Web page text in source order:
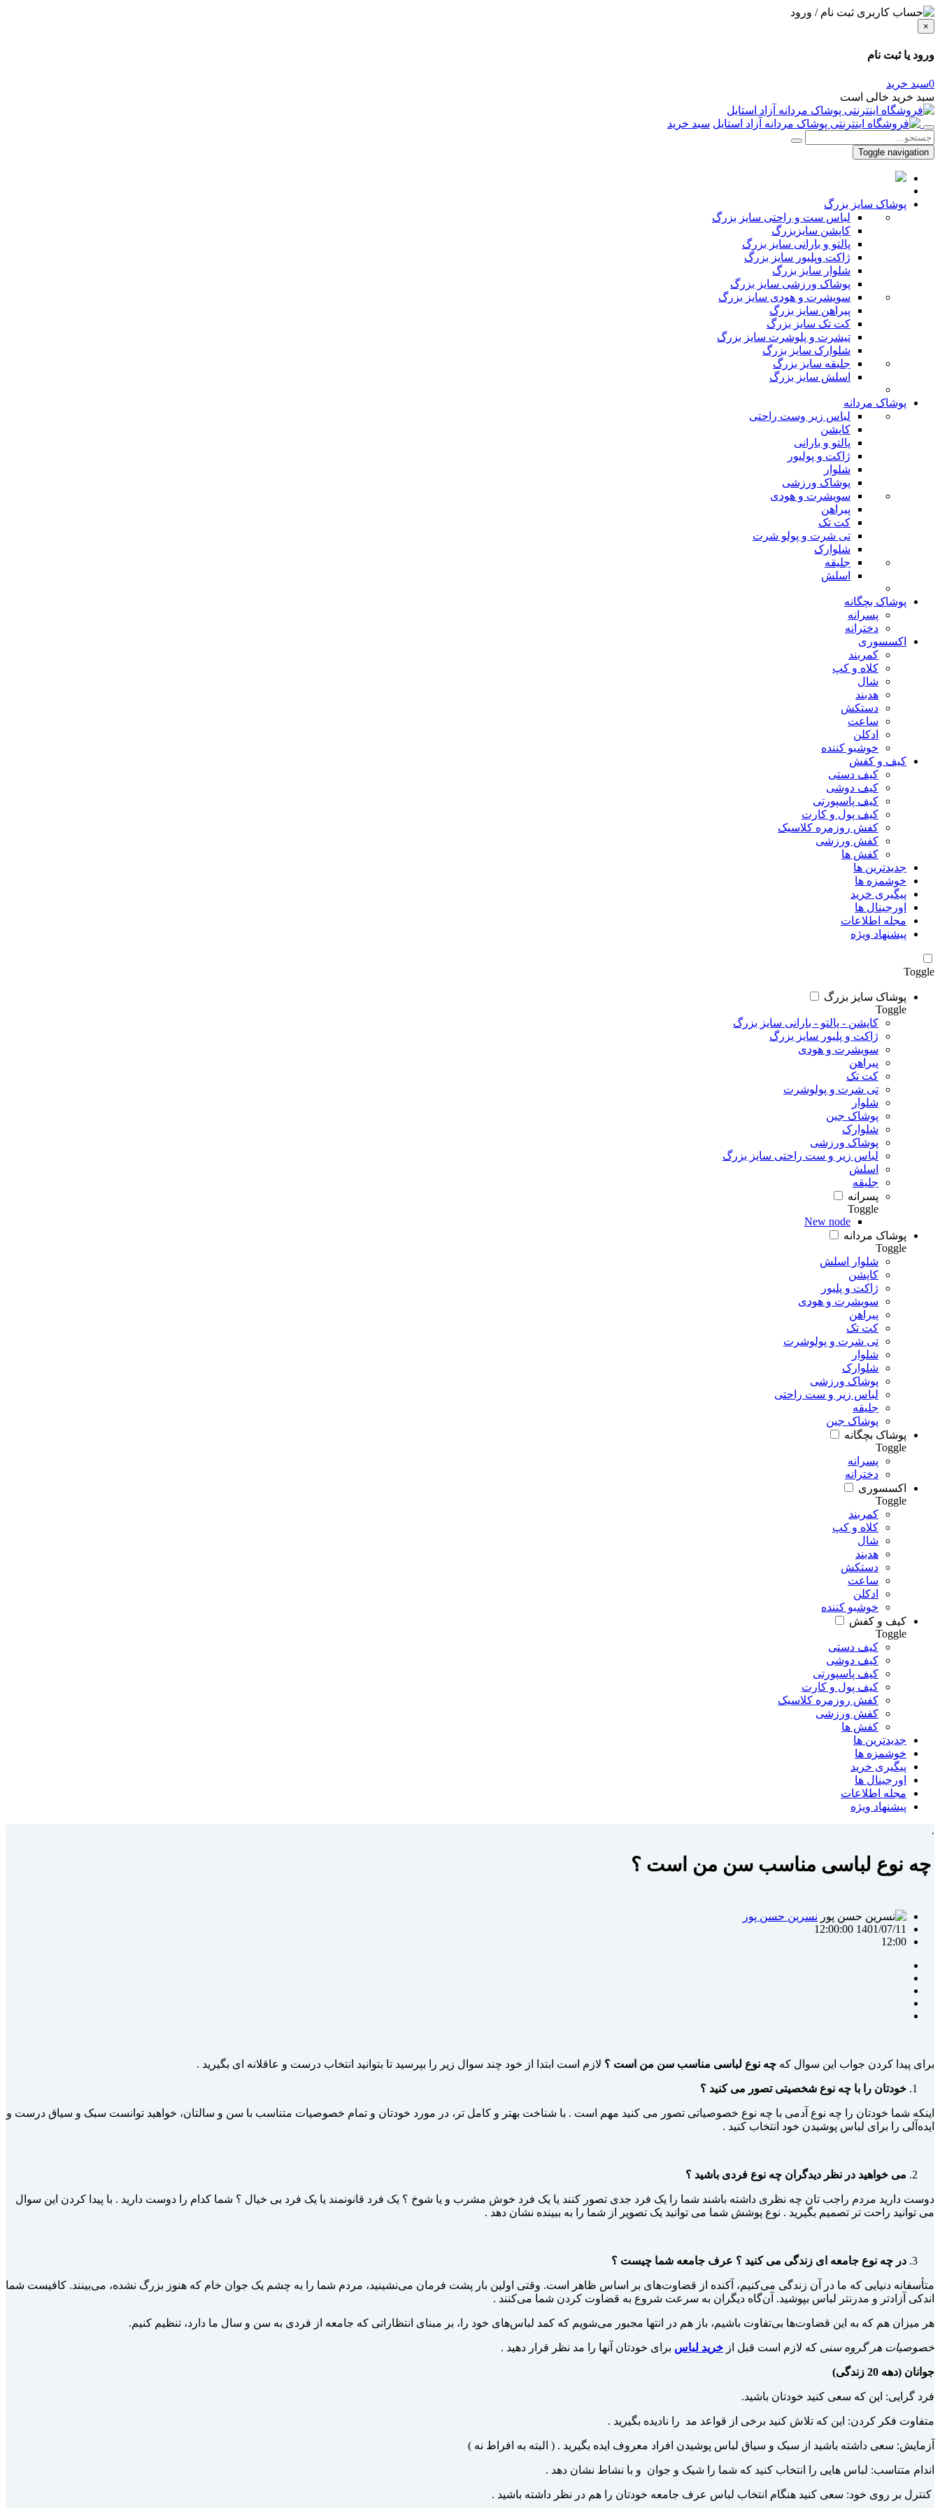
ثبت نام / ورود
×
ورود یا ثبت نام
0سبد خرید
سبد خرید خالی است
سبد خرید
Toggle navigation
پوشاک سایز بزرگ
لباس ست و راحتی سایز بزرگ
کاپشن سایزبزرگ
پالتو و بارانی سایز بزرگ
ژاکت وپلیور سایز بزرگ
شلوار سایز بزرگ
پوشاک ورزشی سایز بزرگ
سویشرت و هودی سایز بزرگ
پیراهن سایز بزرگ
کت تک سایز بزرگ
تیشرت و پلوشرت سایز بزرگ
شلوارک سایز بزرگ
جلیقه سایز بزرگ
اسلش سایز بزرگ
پوشاک مردانه
لباس زیر وست راحتی
کاپشن
پالتو و بارانی
ژاکت و پولیور
شلوار
پوشاک ورزشی
سویشرت و هودی
پیراهن
کت تک
تی شرت و پولو شرت
شلوارک
جلیقه
اسلش
پوشاک بچگانه
پسرانه
دخترانه
اکسسوری
کمربند
کلاه و کپ
شال
هدبند
دستکش
ساعت
ادکلن
خوشبو کننده
کیف و کفش
کیف دستی
کیف دوشی
کیف پاسپورتی
کیف پول و کارت
کفش روزمره کلاسیک
کفش ورزشی
کفش ها
جدیدترین ها
خوشمزه ها
پیگیری خرید
اورجینال ها
مجله اطلاعات
پیشنهاد ویژه
Toggle
پوشاک سایز بزرگ
Toggle
کاپشن - پالتو - بارانی سایز بزرگ
ژاکت و پلیور سایز بزرگ
سویشرت و هودی
پیراهن
کت تک
تی شرت و پولوشرت
شلوار
پوشاک جین
شلوارک
پوشاک ورزشی
لباس زیر و ست راحتی سایز بزرگ
اسلش
جلیقه
پسرانه
Toggle
New node
پوشاک مردانه
Toggle
شلوار اسلش
کاپشن
ژاکت و پلیور
سویشرت و هودی
پیراهن
کت تک
تی شرت و پولوشرت
شلوار
شلوارک
پوشاک ورزشی
لباس زیر و ست راحتی
جلیقه
پوشاک جین
پوشاک بچگانه
Toggle
پسرانه
دخترانه
اکسسوری
Toggle
کمربند
کلاه و کپ
شال
هدبند
دستکش
ساعت
ادکلن
خوشبو کننده
کیف و کفش
Toggle
کیف دستی
کیف دوشی
کیف پاسپورتی
کیف پول و کارت
کفش روزمره کلاسیک
کفش ورزشی
کفش ها
جدیدترین ها
خوشمزه ها
پیگیری خرید
اورجینال ها
مجله اطلاعات
پیشنهاد ویژه
.
چه نوع لباسی مناسب سن من است ؟
نسرین حسن پور
1401/07/11 12:00:00
12:00
برای پیدا کردن جواب این سوال که چه نوع لباسی مناسب سن من است ؟ لازم است ابتدا از خود چند سوال زیر را بپرسید تا بتوانید انتخاب درست و عاقلانه ای بگیرید .
خودتان را با چه نوع شخصیتی تصور می کنید ؟
اینکه شما خودتان را چه نوع آدمی با چه نوع خصوصیاتی تصور می کنید مهم است . با شناخت بهتر و کامل­ تر، در مورد خودتان و تمام خصوصیات متناسب با سن و سال­تان، خواهید توانست سبک و سیاق درست و
ایده‌­آلی را برای لباس پوشیدن خود انتخاب کنید .
می خواهید در نظر دیدگران چه نوع فردی باشید ؟
دوست دارید مردم راجب تان چه نظری داشته باشند شما را یک فرد جدی تصور کنند یا یک فرد خوش مشرب و یا شوخ ؟ یک فرد قانونمند یا یک فرد بی خیال ؟ شما کدام را دوست دارید . با پیدا کردن این سوال
می توانید راحت تر تصمیم بگیرید . نوع پوشش شما می توانید یک تصویر از شما را به ببینده نشان دهد .
در چه نوع جامعه ای زندگی می کنید ؟ عرف جامعه شما چیست ؟
متأسفانه دنیایی که ما در آن زندگی می­‌کنیم، آکنده از قضاوت‌های بر اساس ظاهر است. وقتی اولین بار پشت فرمان می‌­نشینید، مردم شما را به چشم یک جوان خام که هنوز بزرگ نشده، می­‌بینند. کافیست شما
اندکی آزاد­تر و مدرن­تر لباس بپوشید. آن‌گاه دیگران به سرعت شروع به قضاوت کردن شما می­‌کنند .
هر میزان هم که به این قضاوت­‌ها بی‌تفاوت باشیم، باز هم در انتها مجبور می‌­شویم که کمد لباس‌های خود را، بر مبنای انتظاراتی که جامعه از فردی به سن و سال ما دارد، تنظیم کنیم.
خصوصیات هر گروه سنی که لازم است قبل از خرید لباس برای خودتان آنها را مد نظر قرار دهید .
جوانان (دهه 20 زندگی)
فرد گرایی: این که سعی کنید خودتان باشید.
متفاوت فکر کردن: این که تلاش کنید برخی از قواعد مد را نادیده بگیرید .
آزمایش: سعی داشته باشید از سبک و سیاق لباس پوشیدن افراد معروف ایده بگیرید . ( البته به افراط نه )
اندام متناسب: لباس هایی را انتخاب کنید که شما را شیک و جوان و با نشاط نشان دهد .
کنترل بر روی خود: سعی کنید هنگام انتخاب لباس عرف جامعه خودتان را هم در نظر داشته باشید .